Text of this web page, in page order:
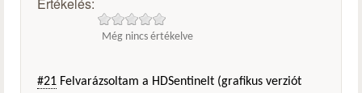
Értékelés:
Még nincs értékelve
#21 Felvarázsoltam a HDSentinelt (grafikus verziót